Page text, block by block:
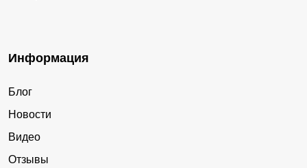
Информация
Блог
Новости
Видео
Отзывы